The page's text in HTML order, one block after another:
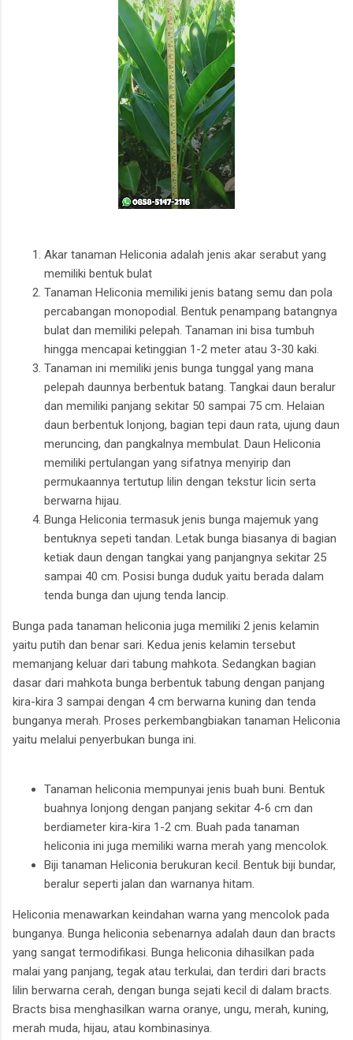
Akar tanaman Heliconia adalah jenis akar serabut yang
memiliki bentuk bulat
Tanaman Heliconia memiliki jenis batang semu dan pola
percabangan monopodial. Bentuk penampang batangnya
bulat dan memiliki pelepah. Tanaman ini bisa tumbuh
hingga mencapai ketinggian 1-2 meter atau 3-30 kaki.
Tanaman ini memiliki jenis bunga tunggal yang mana
pelepah daunnya berbentuk batang. Tangkai daun beralur
dan memiliki panjang sekitar 50 sampai 75 cm. Helaian
daun berbentuk lonjong, bagian tepi daun rata, ujung daun
meruncing, dan pangkalnya membulat. Daun Heliconia
memiliki pertulangan yang sifatnya menyirip dan
permukaannya tertutup lilin dengan tekstur licin serta
berwarna hijau.
Bunga Heliconia termasuk jenis bunga majemuk yang
bentuknya sepeti tandan. Letak bunga biasanya di bagian
ketiak daun dengan tangkai yang panjangnya sekitar 25
sampai 40 cm. Posisi bunga duduk yaitu berada dalam
tenda bunga dan ujung tenda lancip.
Bunga pada tanaman heliconia juga memiliki 2 jenis kelamin
yaitu putih dan benar sari. Kedua jenis kelamin tersebut
memanjang keluar dari tabung mahkota. Sedangkan bagian
dasar dari mahkota bunga berbentuk tabung dengan panjang
kira-kira 3 sampai dengan 4 cm berwarna kuning dan tenda
bunganya merah. Proses perkembangbiakan tanaman Heliconia
yaitu melalui penyerbukan bunga ini.
Tanaman heliconia mempunyai jenis buah buni. Bentuk
buahnya lonjong dengan panjang sekitar 4-6 cm dan
berdiameter kira-kira 1-2 cm. Buah pada tanaman
heliconia ini juga memiliki warna merah yang mencolok.
Biji tanaman Heliconia berukuran kecil. Bentuk biji bundar,
beralur seperti jalan dan warnanya hitam.
Heliconia menawarkan keindahan warna yang mencolok pada
bunganya. Bunga heliconia sebenarnya adalah daun dan bracts
yang sangat termodifikasi. Bunga heliconia dihasilkan pada
malai yang panjang, tegak atau terkulai, dan terdiri dari bracts
lilin berwarna cerah, dengan bunga sejati kecil di dalam bracts.
Bracts bisa menghasilkan warna oranye, ungu, merah, kuning,
merah muda, hijau, atau kombinasinya.